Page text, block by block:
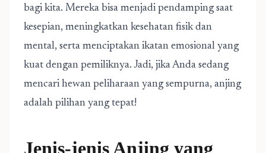
bagi kita. Mereka bisa menjadi pendamping saat
kesepian, meningkatkan kesehatan fisik dan
mental, serta menciptakan ikatan emosional yang
kuat dengan pemiliknya. Jadi, jika Anda sedang
mencari hewan peliharaan yang sempurna, anjing
adalah pilihan yang tepat!
Jenis-jenis Anjing yang